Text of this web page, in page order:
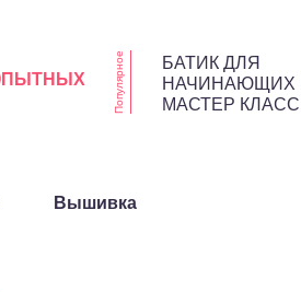
Популярное
БАТИК ДЛЯ
НАЧИНАЮЩИХ
МАСТЕР КЛАСС
Вышивка